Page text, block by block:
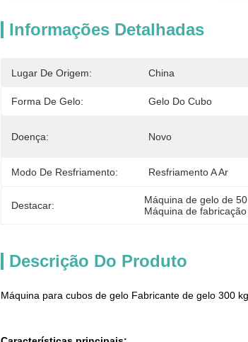
Informações Detalhadas
Lugar De Origem: China
Forma De Gelo: Gelo Do Cubo
Doença: Novo
Modo De Resfriamento: Resfriamento A Ar
Destacar: Máquina de gelo de
Máquina de
Descrição Do Produto
Máquina para cubos de gelo Fabricante de gelo 300